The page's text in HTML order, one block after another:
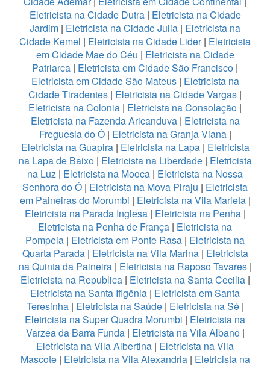
Eletricista na Cidade Dutra | Eletricista na Cidade
Jardim | Eletricista na Cidade Julia | Eletricista na
Cidade Kemel | Eletricista na Cidade Lider| Eletricista
em Cidade Mae do Céu | Eletricista na Cidade
Patriarca | Eletricista em Cidade São Francisco |
Eletricista em Cidade São Mateus| Eletricista na
Cidade Tiradentes | Eletricista na Cidade Vargas |
Eletricista na Colonia | Eletricista na Consolação |
Eletricista na Fazenda Aricanduva| Eletricista na
Freguesia do Ó| Eletricista na Granja Viana|
Eletricista na Guapira| Eletricista na Lapa| Eletricista
na Lapa de Baixo | Eletricista na Liberdade | Eletricista
na Luz | Eletricista na Mooca | Eletricista na Nossa
Senhora do Ó | Eletricista na Mova Piraju | Eletricista
em Paineiras do Morumbi | Eletricista na Vila Marieta|
Eletricista na Parada Inglesa | Eletricista na Penha|
Eletricista na Penha de França | Eletricista na
Pompeia | Eletricista em Ponte Rasa | Eletricista na
Quarta Parada| Eletricista na Vila Marina| Eletricista
na Quinta da Paineira| Eletricista na Raposo Tavares|
Eletricista na Republica| Eletricista na Santa Cecilia|
Eletricista na Santa Ifigênia | Eletricista em Santa
Teresinha| Eletricista na Saúde| Eletricista na Sé|
Eletricista na Super Quadra Morumbi | Eletricista na
Varzea da Barra Funda| Eletricista na Vila Albano|
Eletricista na Vila Albertina | Eletricista na Vila
Mascote| Eletricista na Vila Alexandria| Eletricista na